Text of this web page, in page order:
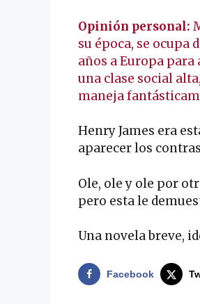
Opinión personal:
su época, se ocupa
años a Europa
una clase social
maneja
Henry James era
aparecer los
Ole, ole y ole por
pero esta le
Una novela breve,
Facebook